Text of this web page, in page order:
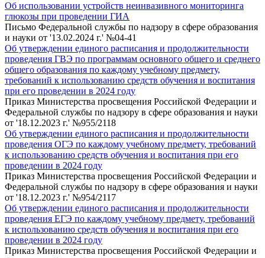
Об использовании устройств неинвазивного мониторинга
глюкозы при проведении ГИА
Письмо Федеральной службы по надзору в сфере образования
и науки от '13.02.2024 г.' №04-41
Об утверждении единого расписания и продолжительности
проведения ГВЭ по программам основного общего и среднего
общего образования по каждому учебному предмету,
требований к использованию средств обучения и воспитания
при его проведении в 2024 году
Приказ Министерства просвещения Российской Федерации и
Федеральной службы по надзору в сфере образования и науки
от '18.12.2023 г.' №955/2118
Об утверждении единого расписания и продолжительности
проведения ОГЭ по каждому учебному предмету, требований
к использованию средств обучения и воспитания при его
проведении в 2024 году
Приказ Министерства просвещения Российской Федерации и
Федеральной службы по надзору в сфере образования и науки
от '18.12.2023 г.' №954/2117
Об утверждении единого расписания и продолжительности
проведения ЕГЭ по каждому учебному предмету, требований
к использованию средств обучения и воспитания при его
проведении в 2024 году
Приказ Министерства просвещения Российской Федерации и